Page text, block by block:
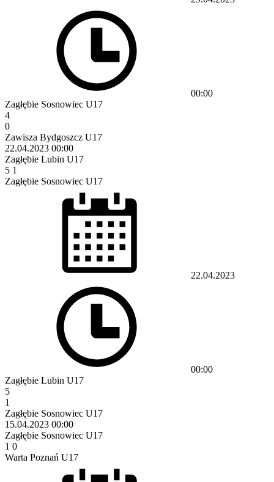
00:00
Zagłębie Sosnowiec U17
4
0
Zawisza Bydgoszcz U17
22.04.2023 00:00
Zagłębie Lubin U17
5 1
Zagłębie Sosnowiec U17
22.04.2023
00:00
Zagłębie Lubin U17
5
1
Zagłębie Sosnowiec U17
15.04.2023 00:00
Zagłębie Sosnowiec U17
1 0
Warta Poznań U17